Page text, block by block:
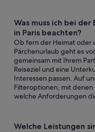
Was muss ich bei der
in Paris beachten?
Ob fern der Heimat oder
Pärchenurlaub geht es
gemeinsam mit Ihrem
Reiseziel und eine
Interessen passen. Auf
Filteroptionen, mit denen
welche Anforderungen
Welche Leistungen